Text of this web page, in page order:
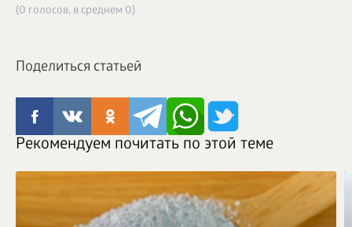
(0 голосов, в среднем 0)
Поделиться статьей
Рекомендуем почитать по этой теме